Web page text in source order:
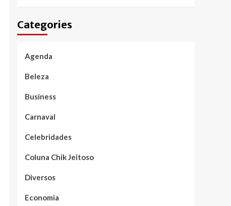
Categories
Agenda
Beleza
Business
Carnaval
Celebridades
Coluna Chik Jeitoso
Diversos
Economia